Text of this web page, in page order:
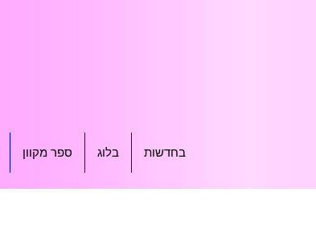
ספר מקוון בלוג בחדשות